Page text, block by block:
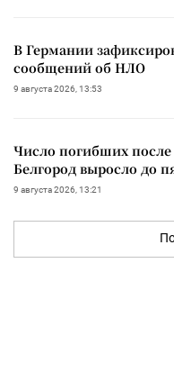
В Германии
сообщений об НЛО
9 августа 2026, 13:53
Число погибших
Белгород выросло до
9 августа 2026, 13:21